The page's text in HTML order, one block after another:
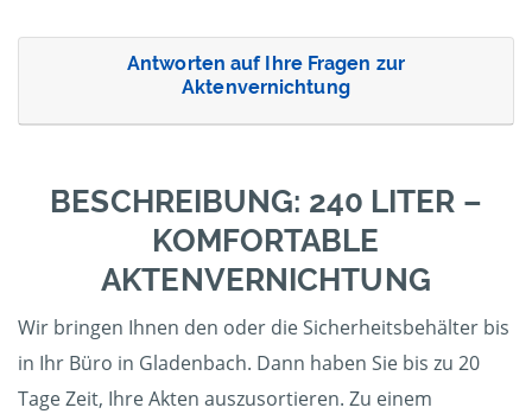
Antworten auf Ihre Fragen zur
Aktenvernichtung
BESCHREIBUNG: 240 LITER –
KOMFORTABLE
AKTENVERNICHTUNG
Wir bringen Ihnen den oder die Sicherheitsbehälter bis
in Ihr Büro in Gladenbach. Dann haben Sie bis zu 20
Tage Zeit, Ihre Akten auszusortieren. Zu einem